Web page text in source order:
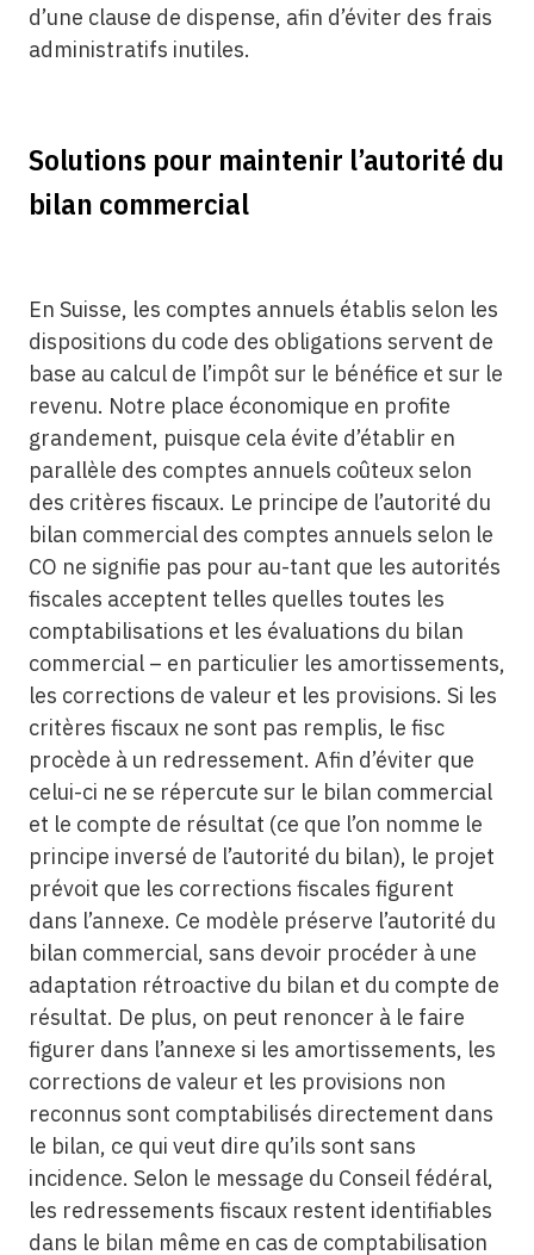
d’une clause de dispense, afin d’éviter des frais
administratifs inutiles.
Solutions pour maintenir l’autorité du
bilan commercial
En Suisse, les comptes annuels établis selon les
dispositions du code des obligations servent de
base au calcul de l’impôt sur le bénéfice et sur le
revenu. Notre place économique en profite
grandement, puisque cela évite d’établir en
parallèle des comptes annuels coûteux selon
des critères fiscaux. Le principe de l’autorité du
bilan commercial des comptes annuels selon le
CO ne signifie pas pour au-tant que les autorités
fiscales acceptent telles quelles toutes les
comptabilisations et les évaluations du bilan
commercial – en particulier les amortissements,
les corrections de valeur et les provisions. Si les
critères fiscaux ne sont pas remplis, le fisc
procède à un redressement. Afin d’éviter que
celui-ci ne se répercute sur le bilan commercial
et le compte de résultat (ce que l’on nomme le
principe inversé de l’autorité du bilan), le projet
prévoit que les corrections fiscales figurent
dans l’annexe. Ce modèle préserve l’autorité du
bilan commercial, sans devoir procéder à une
adaptation rétroactive du bilan et du compte de
résultat. De plus, on peut renoncer à le faire
figurer dans l’annexe si les amortissements, les
corrections de valeur et les provisions non
reconnus sont comptabilisés directement dans
le bilan, ce qui veut dire qu’ils sont sans
incidence. Selon le message du Conseil fédéral,
les redressements fiscaux restent identifiables
dans le bilan même en cas de comptabilisation